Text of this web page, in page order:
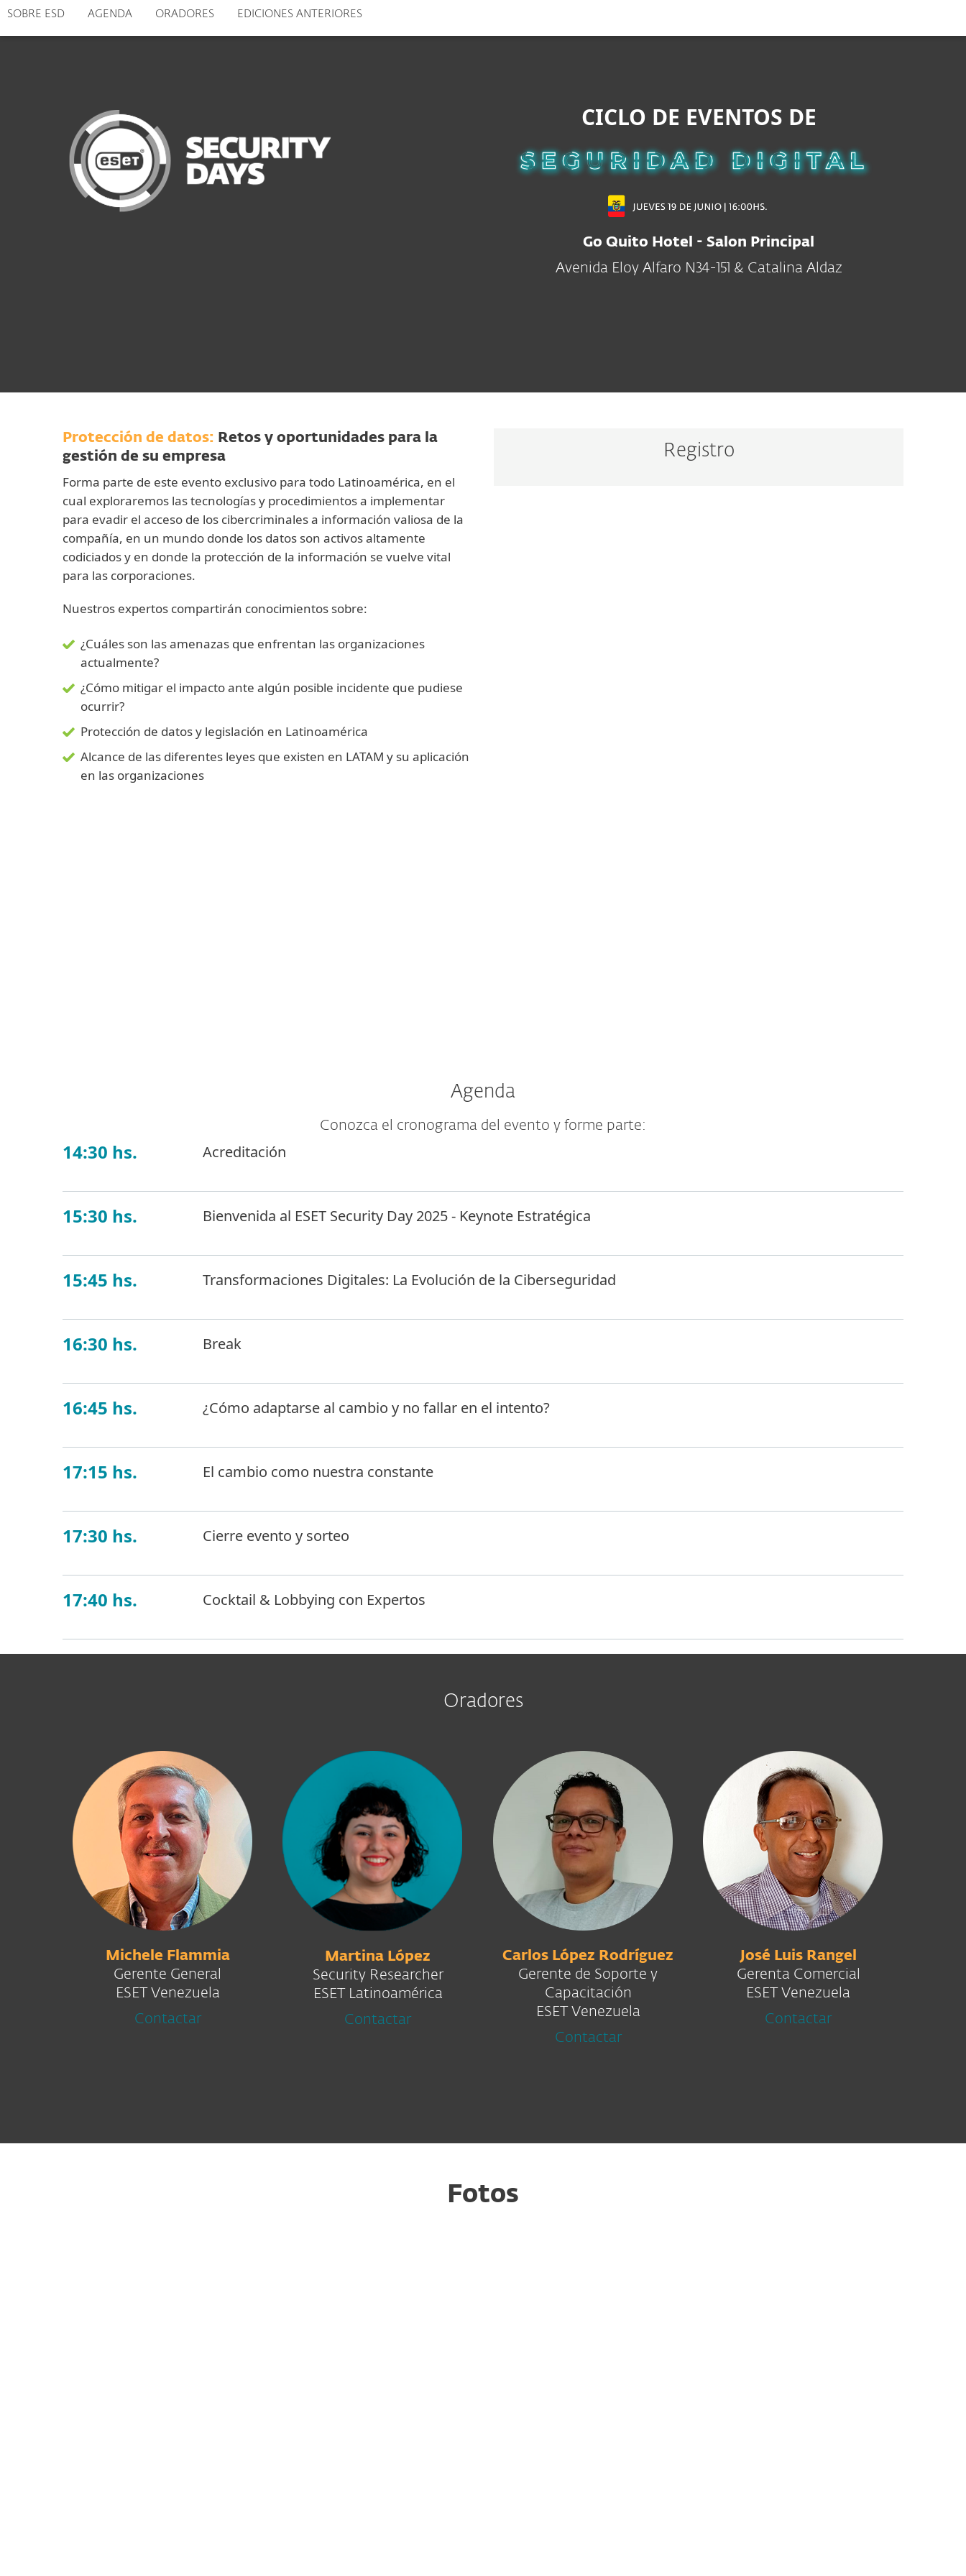
CICLO DE EVENTOS DE
Go Quito Hotel - Salon Principal
Avenida Eloy Alfaro N34-151 & Catalina Aldaz
SOBRE ESD AGENDA ORADORES EDICIONES ANTERIORES
Protección de datos: Retos y oportunidades para la
gestión de su empresa
Forma parte de este evento exclusivo para todo Latinoamérica, en el
cual exploraremos las tecnologías y procedimientos a implementar
para evadir el acceso de los cibercriminales a información valiosa de la
compañía, en un mundo donde los datos son activos altamente
codiciados y en donde la protección de la información se vuelve vital
para las corporaciones.
Nuestros expertos compartirán conocimientos sobre:
¿Cuáles son las amenazas que enfrentan las organizaciones
actualmente?
¿Cómo mitigar el impacto ante algún posible incidente que pudiese
ocurrir?
Protección de datos y legislación en Latinoamérica
Alcance de las diferentes leyes que existen en LATAM y su aplicación
en las organizaciones
Registro
Agenda
Conozca el cronograma del evento y forme parte:
14:30 hs. Acreditación
15:30 hs. Bienvenida al ESET Security Day 2025 - Keynote Estratégica
15:45 hs. Transformaciones Digitales: La Evolución de la Ciberseguridad
16:30 hs. Break
16:45 hs. ¿Cómo adaptarse al cambio y no fallar en el intento?
17:15 hs. El cambio como nuestra constante
17:30 hs. Cierre evento y sorteo
17:40 hs. Cocktail & Lobbying con Expertos
Oradores
Michele Flammia
Gerente General
ESET Venezuela
Contactar
Martina López
Security Researcher
ESET Latinoamérica
Contactar
Carlos López Rodríguez
Gerente de Soporte y
Capacitación
ESET Venezuela
Contactar
José Luis Rangel
Gerenta Comercial
ESET Venezuela
Contactar
Fotos
PY BO VE PA EC LA
ESET Security Days 2024 - Cuenca